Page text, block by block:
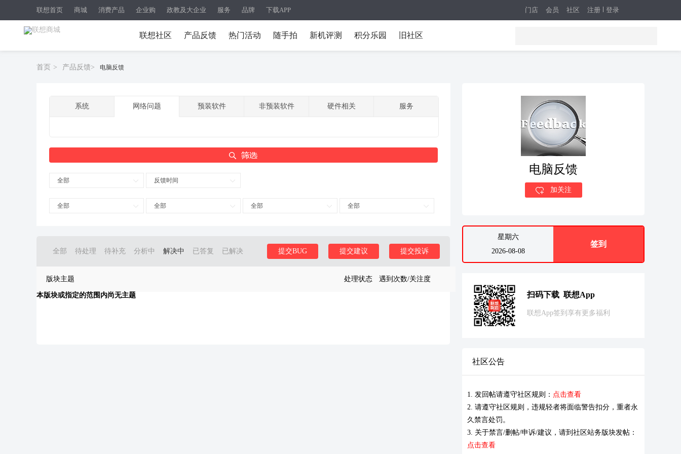
联想首页 商城 消费产品 企业购 政教及大企业 服务 品牌 下载APP 注册 登录
门店 会员 社区
联想社区 产品反馈 热门活动 随手拍 新机评测 积分乐园 旧社区
首页 > 产品反馈> 电脑反馈
系统 网络问题 预装软件 非预装软件 硬件相关 服务
全部 反馈时间
全部 全部 全部 全部
全部 待处理 待补充 分析中 解决中 已答复 已解决 提交投诉
提交建议
提交BUG
版块主题 处理状态 遇到次数/关注度
本版块或指定的范围内尚无主题
电脑反馈
加关注
星期六
2026-08-08
签到
扫码下载 联想App
联想App签到享有更多福利
社区公告
1. 发回帖请遵守社区规则： 点击查看
2. 请遵守社区规则，违规轻者将面临警告扣分，重者永
久禁言处罚。
3. 关于禁言/删帖/申诉/建议，请到社区站务版块发帖：
点击查看